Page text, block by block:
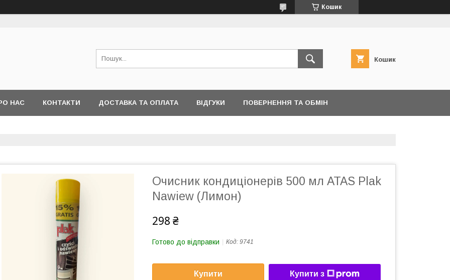
Кошик
Кошик
НАС КОНТАКТИ ДОСТАВКА ТА ОПЛАТА ВІДГУКИ ПОВЕРНЕННЯ ТА ОБМІН
Очисник кондиціонерів 500 мл ATAS Plak
Nawiew (Лимон)
298 ₴
Готово до відправки Код: 9741
Купити Купити з